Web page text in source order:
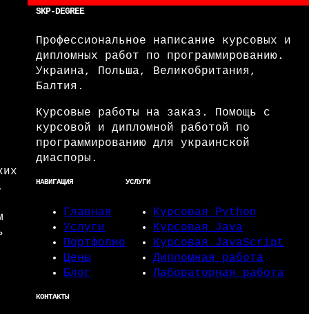
SKP-DEGREE
Профессиональное написание курсовых и
дипломных работ по программированию.
Украина, Польша, Великобритания,
Балтия.
Курсовые работы на заказ. Помощь с
курсовой и дипломной работой по
программированию для украинской
диаспоры.
НАВИГАЦИЯ
Главная
Услуги
Портфолио
Цены
Блог
УСЛУГИ
Курсовая Python
Курсовая Java
Курсовая JavaScript
Дипломная работа
Лабораторная работа
КОНТАКТЫ